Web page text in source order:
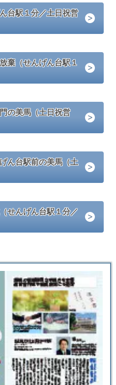
台駅１分／土日祝営
棄（せんげん台駅１
の美馬（土日祝営
ん台駅前の美馬（土
せんげん台駅１分／